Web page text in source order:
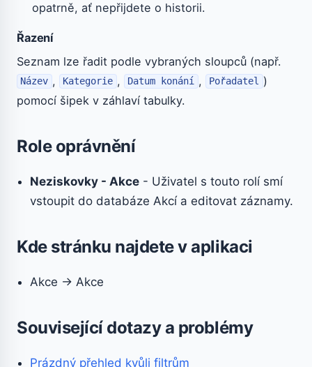
opatrně, ať nepřijdete o historii.
Řazení
Seznam lze řadit podle vybraných sloupců (např.
Název , Kategorie , Datum konání , Pořadatel )
pomocí šipek v záhlaví tabulky.
Role oprávnění
Neziskovky - Akce - Uživatel s touto rolí smí
vstoupit do databáze Akcí a editovat záznamy.
Kde stránku najdete v aplikaci
Akce → Akce
Související dotazy a problémy
Prázdný přehled kvůli filtrům